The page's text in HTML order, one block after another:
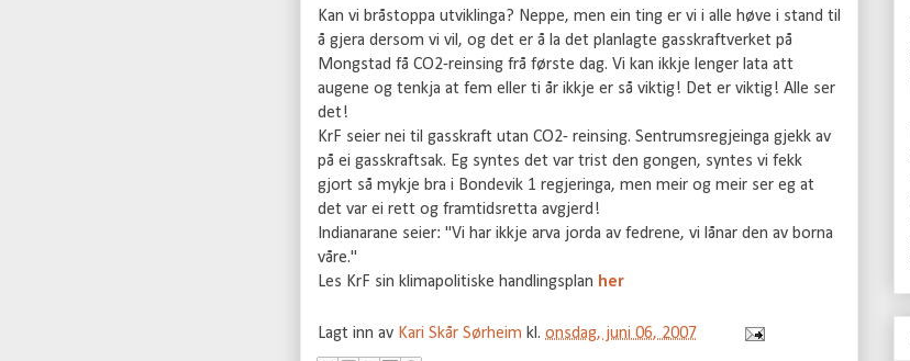
Kan vi bråstoppa utviklinga? Neppe, men ein ting er vi i alle høve i stand til
å gjera dersom vi vil, og det er å la det planlagte gasskraftverket på
Mongstad få CO2-reinsing frå første dag. Vi kan ikkje lenger lata att
augene og tenkja at fem eller ti år ikkje er så viktig! Det er viktig! Alle ser
det!
KrF seier nei til gasskraft utan CO2- reinsing. Sentrumsregjeinga gjekk av
på ei gasskraftsak. Eg syntes det var trist den gongen, syntes vi fekk
gjort så mykje bra i Bondevik 1 regjeringa, men meir og meir ser eg at
det var ei rett og framtidsretta avgjerd!
Indianarane seier: "Vi har ikkje arva jorda av fedrene, vi lånar den av borna
våre."
Les KrF sin klimapolitiske handlingsplan her
Lagt inn av Kari Skår Sørheim kl. onsdag, juni 06, 2007